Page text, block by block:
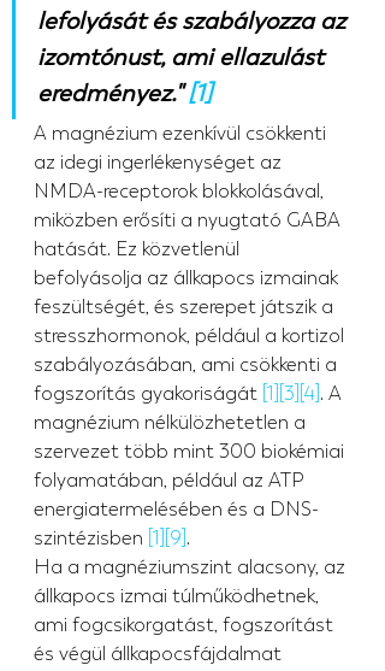
lefolyását és szabályozza az
izomtónust, ami ellazulást
eredményez." [1]
A magnézium ezenkívül csökkenti
az idegi ingerlékenységet az
NMDA-receptorok blokkolásával,
miközben erősíti a nyugtató GABA
hatását. Ez közvetlenül
befolyásolja az állkapocs izmainak
feszültségét, és szerepet játszik a
stresszhormonok, például a kortizol
szabályozásában, ami csökkenti a
fogszorítás gyakoriságát [1] [3] [4] . A
magnézium nélkülözhetetlen a
szervezet több mint 300 biokémiai
folyamatában, például az ATP
energiatermelésében és a DNS-
szintézisben [1] [9] .
Ha a magnéziumszint alacsony, az
állkapocs izmai túlműködhetnek,
ami fogcsikorgatást, fogszorítást
és végül állkapocsfájdalmat